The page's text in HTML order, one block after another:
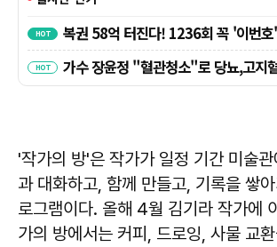
'작가의 방'은 작가가 일정 기간 미술
과 대화하고, 함께 만들고, 기록을 쌓
로그램이다. 올해 4월 김기라 작가에
가의 방에서는 커피, 드로잉, 사물 교